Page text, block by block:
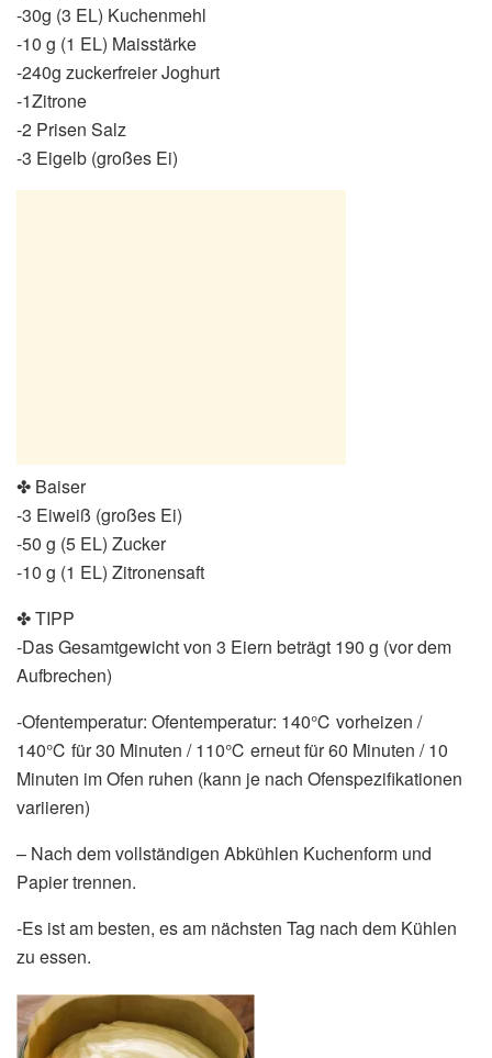
-30g (3 EL) Kuchenmehl
-10 g (1 EL) Maisstärke
-240g zuckerfreier Joghurt
-1Zitrone
-2 Prisen Salz
-3 Eigelb (großes Ei)
✤ Baiser
-3 Eiweiß (großes Ei)
-50 g (5 EL) Zucker
-10 g (1 EL) Zitronensaft
✤ TIPP
-Das Gesamtgewicht von 3 Eiern beträgt 190 g (vor dem
Aufbrechen)
-Ofentemperatur: Ofentemperatur: 140℃ vorheizen /
140℃ für 30 Minuten / 110℃ erneut für 60 Minuten / 10
Minuten im Ofen ruhen (kann je nach Ofenspezifikationen
variieren)
– Nach dem vollständigen Abkühlen Kuchenform und
Papier trennen.
-Es ist am besten, es am nächsten Tag nach dem Kühlen
zu essen.